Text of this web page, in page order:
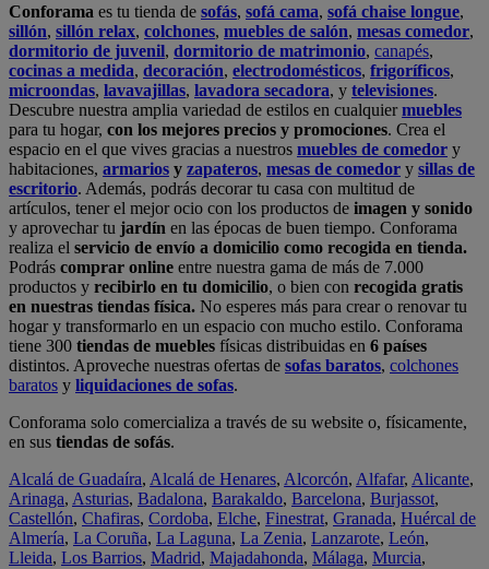
Conforama es tu tienda de sofás, sofá cama, sofá chaise longue,
sillón, sillón relax, colchones, muebles de salón, mesas comedor,
dormitorio de juvenil, dormitorio de matrimonio, canapés,
cocinas a medida, decoración, electrodomésticos, frigoríficos,
microondas, lavavajillas, lavadora secadora, y televisiones.
Descubre nuestra amplia variedad de estilos en cualquiermuebles
para tu hogar, con los mejores precios y promociones. Crea el
espacio en el que vives gracias a nuestros muebles de comedor y
habitaciones, armarios y zapateros, mesas de comedor y sillas de
escritorio. Además, podrás decorar tu casa con multitud de
artículos, tener el mejor ocio con los productos de imagen y sonido
y aprovechar tu jardín en las épocas de buen tiempo. Conforama
realiza el servicio de envío a domicilio como recogida en tienda.
Podrás comprar online entre nuestra gama de más de 7.000
productos y recibirlo en tu domicilio, o bien con recogida gratis
en nuestras tiendas física. No esperes más para crear o renovar tu
hogar y transformarlo en un espacio con mucho estilo. Conforama
tiene 300 tiendas de muebles físicas distribuidas en 6 países
distintos. Aproveche nuestras ofertas de sofas baratos, colchones
baratos y liquidaciones de sofas.
Conforama solo comercializa a través de su website o, físicamente,
en sus tiendas de sofás.
Alcalá de Guadaíra, Alcalá de Henares, Alcorcón, Alfafar, Alicante,
Arinaga, Asturias, Badalona, Barakaldo, Barcelona, Burjassot,
Castellón, Chafiras, Cordoba, Elche, Finestrat, Granada, Huércal de
Almería, La Coruña, La Laguna, La Zenia, Lanzarote, León,
Lleida, Los Barrios, Madrid, Majadahonda, Málaga, Murcia,